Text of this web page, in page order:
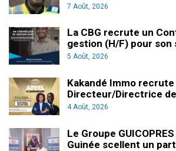
7 Août, 2026
La CBG recrute un
gestion (H/F) pour son
5 Août, 2026
Kakandé Immo recrute
Directeur/Directrice
4 Août, 2026
Le Groupe
Guinée scellent un